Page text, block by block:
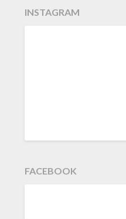
INSTAGRAM
FACEBOOK